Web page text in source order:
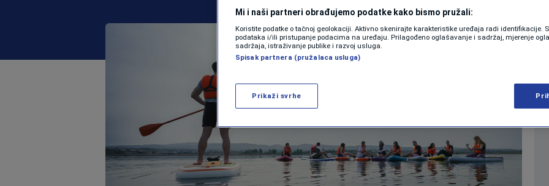
FENOMENI
NEISTRAŽENO
VIRALNO
VIDEO
Mi i naši partneri obrađujemo podatke kako bismo pružali:
Koristite podatke o tačnoj geolokaciji. Aktivno skenirajte karakteristike uređaja radi identifikacije.
podataka i/ili pristupanje podacima na uređaju. Prilagođeno oglašavanje i sadržaj, mjerenje
sadržaja, istraživanje publike i razvoj usluga.
Spisak partnera (pružalaca usluga)
Prikaži svrhe